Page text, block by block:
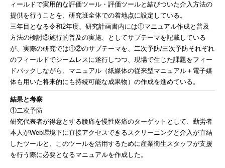
ィールドで実用的な評価ツール・評価ツールと結びついた介入方法の
提供を行うことを、研究班全体での着地点に設定している。
三年目となる令和2年度、研究計画書内には①マニュアル作成と普及
方法の検討②施行的普及の実施、としてサブテーマを記載している
が、実際の研究では①②のサブテーマを、二次予防/三次予防それぞれ
のフィールドでシームレスに遂行しつつ、現場で生じた課題をフィー
ドバックしながら、マニュアル（紙媒体の従来型マニュアル＋電子媒
体も用いた将来的にも持続可能な成果物）の作成を進めている。
結果と考察
①二次予防
研究代表者が得意とする腰痛を慢性疼痛のターゲットとして、勤労者
本人がWeb環境下に直接アクセスできるスクリーニングと介入が直結
したツールと、このツールを活用するために産業衛生スタッフが支援
を行う際に必要となるマニュアルを作成した。